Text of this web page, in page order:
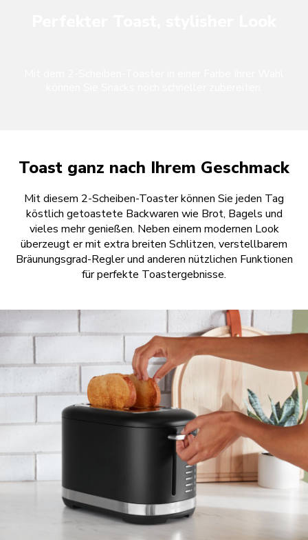
Toast ganz nach Ihrem Geschmack
Mit diesem 2-Scheiben-Toaster können Sie jeden Tag
köstlich getoastete Backwaren wie Brot, Bagels und
vieles mehr genießen. Neben einem modernen Look
überzeugt er mit extra breiten Schlitzen, verstellbarem
Bräunungsgrad-Regler und anderen nützlichen Funktionen
für perfekte Toastergebnisse.